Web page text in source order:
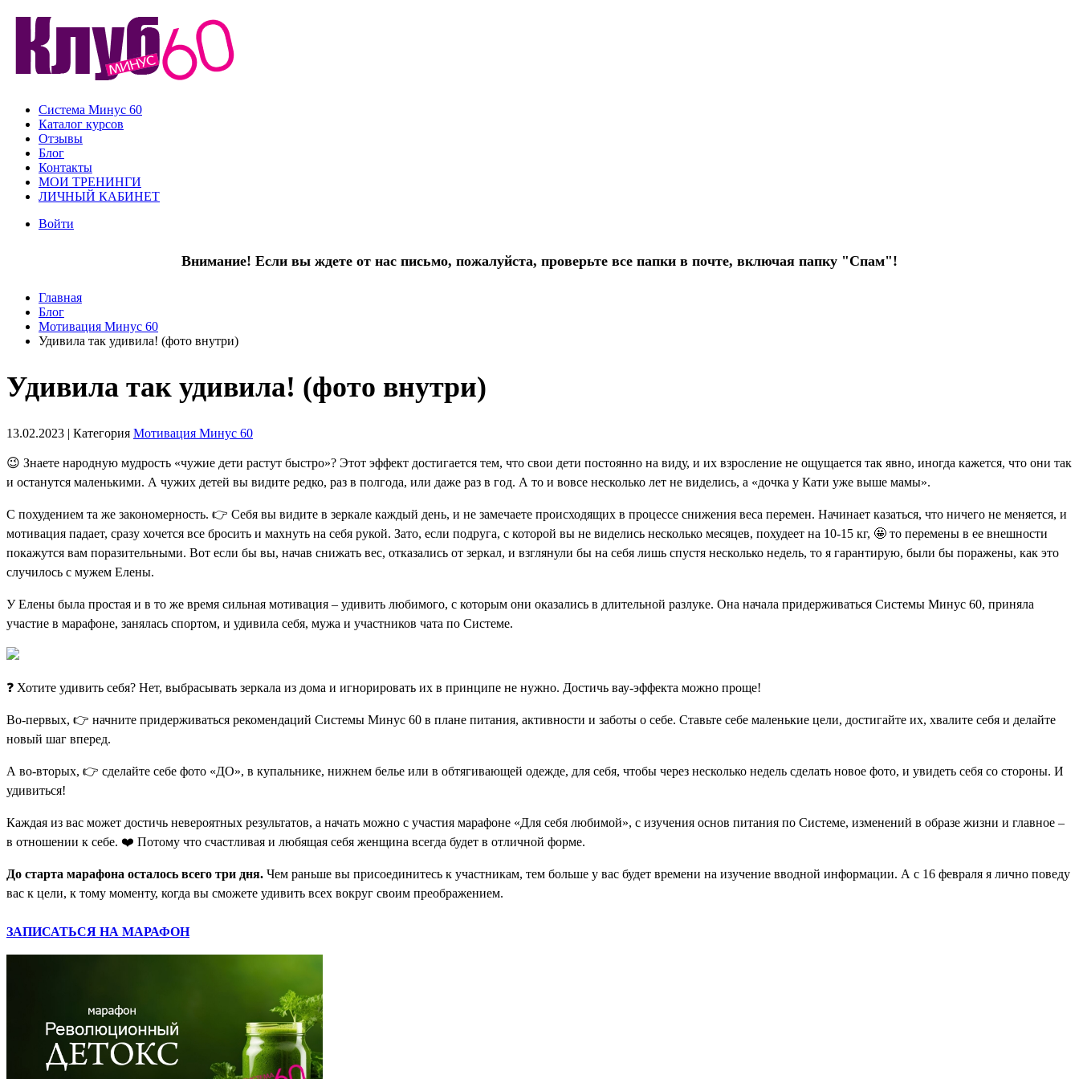
Система Минус 60
Каталог курсов
Отзывы
Блог
Контакты
МОИ ТРЕНИНГИ
ЛИЧНЫЙ КАБИНЕТ
Войти
Внимание! Если вы ждете от нас письмо, пожалуйста, проверьте все папки в почте, включая папку "Спам"!
Главная
Блог
Мотивация Минус 60
Удивила так удивила! (фото внутри)
Удивила так удивила! (фото внутри)
13.02.2023 | Категория Мотивация Минус 60
😉 Знаете народную мудрость «чужие дети растут быстро»? Этот эффект достигается тем, что свои дети постоянно на виду, и их взросление не ощущается так явно, иногда кажется, что они так
и останутся маленькими. А чужих детей вы видите редко, раз в полгода, или даже раз в год. А то и вовсе несколько лет не виделись, а «дочка у Кати уже выше мамы».
С похудением та же закономерность. 👉 Себя вы видите в зеркале каждый день, и не замечаете происходящих в процессе снижения веса перемен. Начинает казаться, что ничего не меняется, и
мотивация падает, сразу хочется все бросить и махнуть на себя рукой. Зато, если подруга, с которой вы не виделись несколько месяцев, похудеет на 10-15 кг, 🤩 то перемены в ее внешности
покажутся вам поразительными. Вот если бы вы, начав снижать вес, отказались от зеркал, и взглянули бы на себя лишь спустя несколько недель, то я гарантирую, были бы поражены, как это
случилось с мужем Елены.
У Елены была простая и в то же время сильная мотивация – удивить любимого, с которым они оказались в длительной разлуке. Она начала придерживаться Системы Минус 60, приняла
участие в марафоне, занялась спортом, и удивила себя, мужа и участников чата по Системе.
❓ Хотите удивить себя? Нет, выбрасывать зеркала из дома и игнорировать их в принципе не нужно. Достичь вау-эффекта можно проще!
Во-первых, 👉 начните придерживаться рекомендаций Системы Минус 60 в плане питания, активности и заботы о себе. Ставьте себе маленькие цели, достигайте их, хвалите себя и делайте
новый шаг вперед.
А во-вторых, 👉 сделайте себе фото «ДО», в купальнике, нижнем белье или в обтягивающей одежде, для себя, чтобы через несколько недель сделать новое фото, и увидеть себя со стороны. И
удивиться!
Каждая из вас может достичь невероятных результатов, а начать можно с участия марафоне «Для себя любимой», с изучения основ питания по Системе, изменений в образе жизни и главное –
в отношении к себе. ❤️ Потому что счастливая и любящая себя женщина всегда будет в отличной форме.
До старта марафона осталось всего три дня. Чем раньше вы присоединитесь к участникам, тем больше у вас будет времени на изучение вводной информации. А с 16 февраля я лично поведу
вас к цели, к тому моменту, когда вы сможете удивить всех вокруг своим преображением.
ЗАПИСАТЬСЯ НА МАРАФОН